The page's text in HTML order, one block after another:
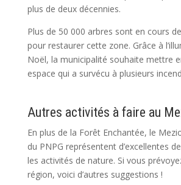
plus de deux décennies.
Plus de 50 000 arbres sont en cours
pour restaurer cette zone. Grâce à
Noël, la municipalité souhaite mettre
espace qui a survécu à plusieurs
Autres activités à faire au
En plus de la Forêt Enchantée, le
du PNPG représentent d’excellentes
les activités de nature. Si vous
région, voici d’autres suggestions !